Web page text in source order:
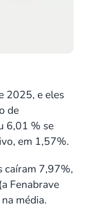
2025, e eles
de
6,01 % se
em 1,57%.
caíram 7,97%,
Fenabrave
média.